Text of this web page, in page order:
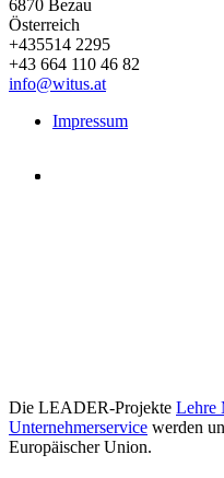
6870 Bezau
Österreich
+435514 2295
+43 664 110 46 82
info@witus.at
Impressum
Die LEADER-Projekte Lehre
Unternehmerservice werden
Europäischer Union.